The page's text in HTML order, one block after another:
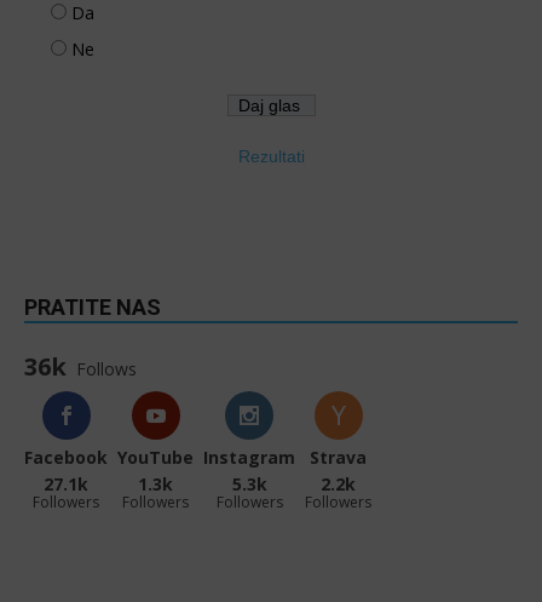
Da
Ne
Rezultati
PRATITE NAS
36k Follows
Facebook
27.1k
Followers
YouTube
1.3k
Followers
Instagram
5.3k
Followers
Strava
2.2k
Followers